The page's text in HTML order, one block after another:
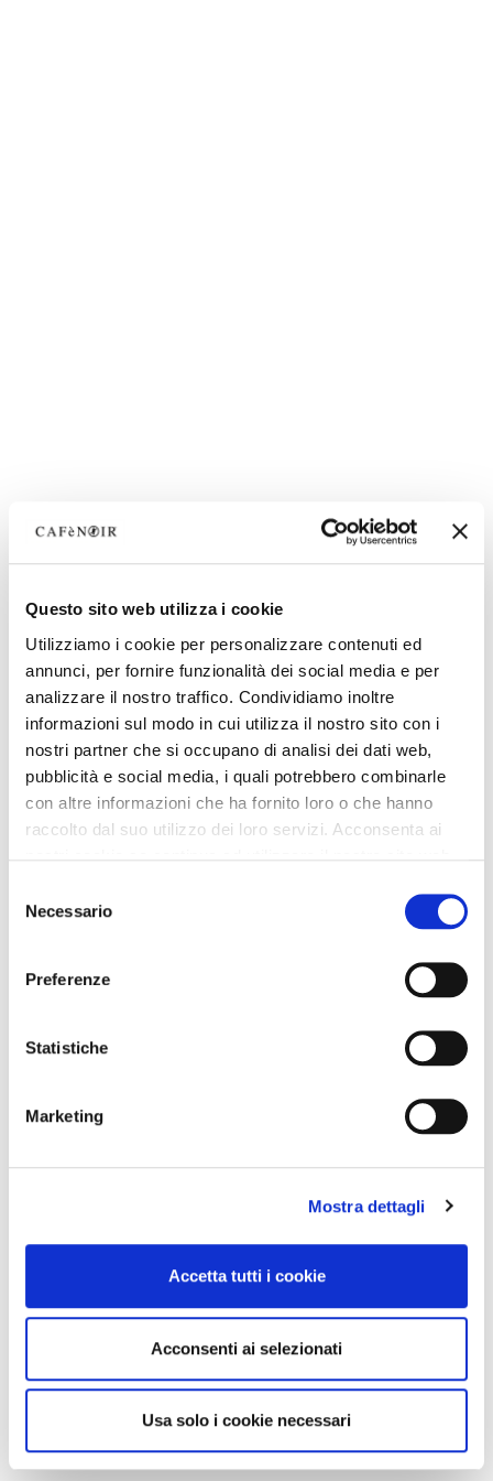
Questo sito web utilizza i cookie
Utilizziamo i cookie per personalizzare contenuti ed
annunci, per fornire funzionalità dei social media e per
analizzare il nostro traffico. Condividiamo inoltre
informazioni sul modo in cui utilizza il nostro sito con i
nostri partner che si occupano di analisi dei dati web,
pubblicità e social media, i quali potrebbero combinarle
con altre informazioni che ha fornito loro o che hanno
raccolto dal suo utilizzo dei loro servizi. Acconsenta ai
delNecessario
Preferenze
Statistiche
Marketing
Mostra dettagli
Accetta tutti i cookie
Acconsenti ai selezionati
Usa solo i cookie necessari